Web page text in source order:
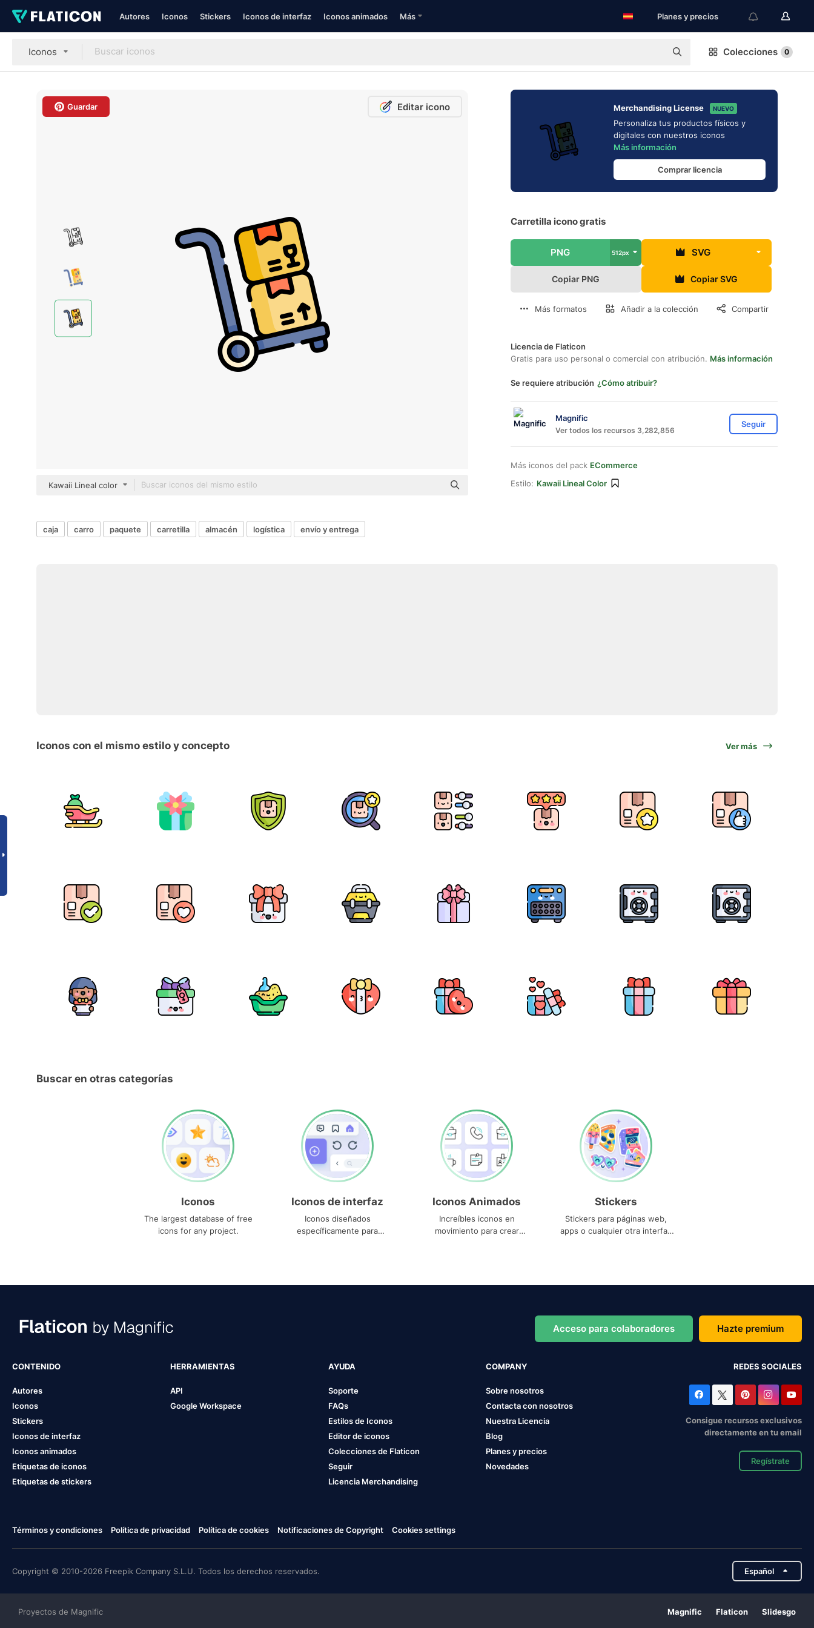
Autores Iconos Stickers Iconos de interfaz Iconos animados Más Planes y precios
Iconos Colecciones 0
Guardar Editar icono
Kawaii Lineal color
Merchandising License NUEVO
Personaliza tus productos físicos y
digitales con nuestros iconos
Más información
Comprar licencia
Carretilla icono gratis
PNG 512px SVG
Copiar PNG Copiar SVG
Más formatos Añadir a la colección Compartir
Licencia de Flaticon
Gratis para uso personal o comercial con atribución. Más información
Se requiere atribución ¿Cómo atribuir?
Magnific
Ver todos los recursos 3,282,856
Seguir
Más iconos del pack ECommerce
Estilo: Kawaii Lineal Color
caja carro paquete carretilla almacén logística envío y entrega
Iconos con el mismo estilo y concepto Ver más
Buscar en otras categorías
Iconos
The largest database of free
icons for any project.
Iconos de interfaz
Iconos diseñados
específicamente para
Iconos Animados
Increíbles iconos en
movimiento para crear
Stickers
Stickers para páginas web,
apps o cualquier otra interfaz
Acceso para colaboradores Hazte premium
CONTENIDO
Autores
Iconos
Stickers
Iconos de interfaz
Iconos animados
Etiquetas de iconos
Etiquetas de stickers
HERRAMIENTAS
API
Google Workspace
AYUDA
Soporte
FAQs
Estilos de Iconos
Editor de iconos
Colecciones de Flaticon
Seguir
Licencia Merchandising
COMPANY
Sobre nosotros
Contacta con nosotros
Nuestra Licencia
Blog
Planes y precios
Novedades
REDES SOCIALES
Consigue recursos exclusivos
directamente en tu email
Regístrate
Términos y condiciones Política de privacidad Política de cookies Notificaciones de Copyright Cookies settings
Copyright © 2010-2026 Freepik Company S.L.U. Todos los derechos reservados. Español
Proyectos de Magnific Magnific Flaticon Slidesgo